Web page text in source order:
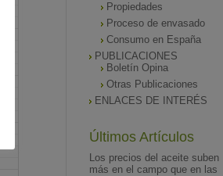
Propiedades
Proceso de envasado
Consumo en España
PUBLICACIONES
Boletín Opina
Otras Publicaciones
ENLACES DE INTERÉS
Últimos Artículos
Los precios del aceite suben
más en el campo que en las